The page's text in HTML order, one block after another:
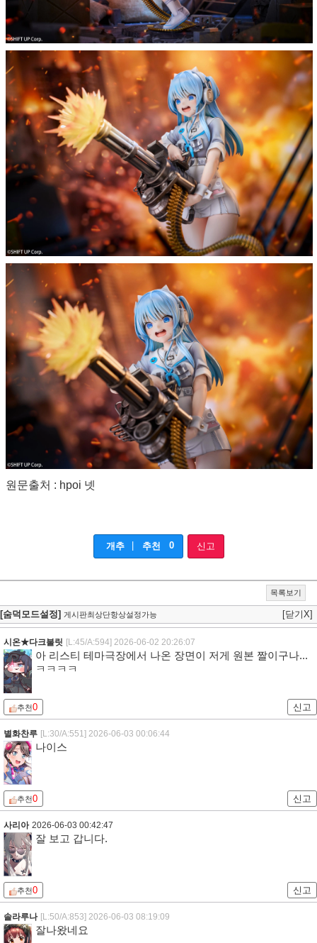
원문출처 : hpoi 넷
개추 추천 0 신고
목록보기
[숨덕모드설정] 게시판최상단항상설정가능 [닫기X]
시온★다크불릿 [L:45/A:594] 2026-06-02 20:26:07
아 리스티 테마극장에서 나온 장면이 저게 원본 짤이구나...
ㅋㅋㅋㅋ
추천0 신고
별화찬루 [L:30/A:551] 2026-06-03 00:06:44
나이스
추천0 신고
사리아 2026-06-03 00:42:47
잘 보고 갑니다.
추천0 신고
솔라루나 [L:50/A:853] 2026-06-03 08:19:09
잘나왔네요